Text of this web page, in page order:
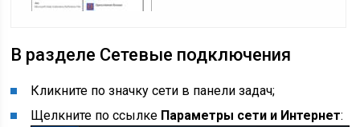
В разделе Сетевые подключения
Кликните по значку сети в панели задач;
Щелкните по ссылке Параметры сети и Интернет: